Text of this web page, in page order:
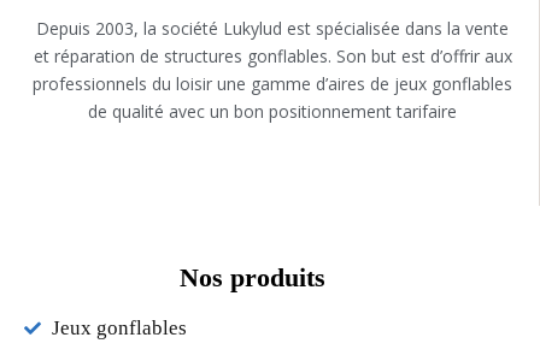
Depuis 2003, la société Lukylud est spécialisée dans la vente
et réparation de structures gonflables. Son but est d’offrir aux
professionnels du loisir une gamme d’aires de jeux gonflables
de qualité avec un bon positionnement tarifaire
Nos produits
Jeux gonflables